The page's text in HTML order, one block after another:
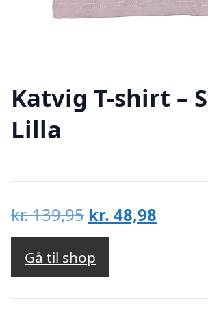
Katvig T-shirt –
Lilla
kr.139,95 Den
oprindelige
pris
var:
kr. 139,95.
kr. 48,98
kr.
Gå til shop